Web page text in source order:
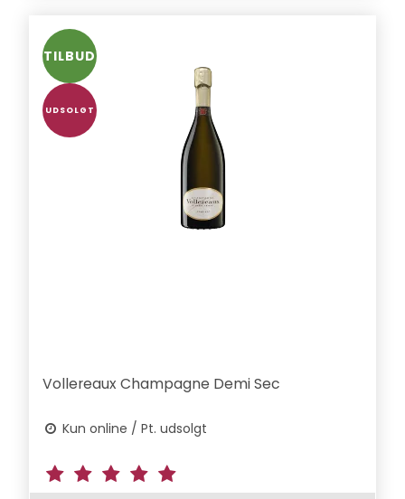
TILBUD
UDSOLGT
Vollereaux Champagne Demi Sec
Kun online / Pt. udsolgt